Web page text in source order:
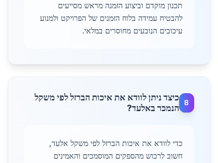
תכנון מוקדם וביצוע הזמנה מראש מסייעים
להבטיח עמידה בלוח הזמנים של הפרויקט ולמנוע
עיכובים הנובעים מחוסרים במלאי.
8
כיצד ניתן לוודא את איכות הברזל לפי משקל
הנמכר באלעד?
כדי לוודא את איכות הברזל לפי משקל אלעד,
חשוב לרכוש מהספקים המוסמכים והאמינים